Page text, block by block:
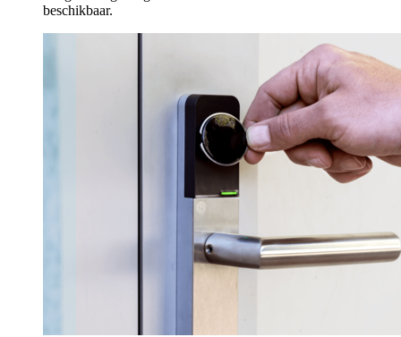
beschikbaar.